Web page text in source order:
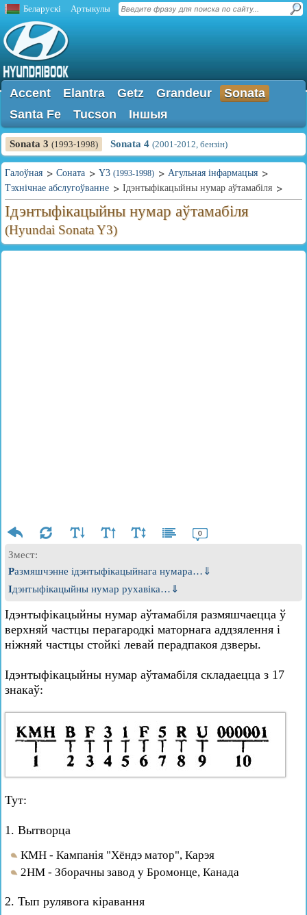
Беларускі Артыкулы
Accent Elantra Getz Grandeur
Sonata
Santa Fe
Tucson Іншыя
Sonata 3 (1993-1998) Sonata 4 (2001-2012, бензін)
Галоўная Соната Y3 (1993-1998)
Агульная інфармацыя
Тэхнічнае абслугоўванне
Ідэнтыфікацыйны нумар аўтамабіля
Ідэнтыфікацыйны нумар аўтамабіля
(Hyundai Sonata Y3)
0
Змест:
Размяшчэнне ідэнтыфікацыйнага нумара…⇓
Ідэнтыфікацыйны нумар рухавіка…⇓
Ідэнтыфікацыйны нумар аўтамабіля размяшчаецца ў
верхняй частцы перагародкі маторнага аддзялення і
ніжняй частцы стойкі левай перадпакоя дзверы.
Ідэнтыфікацыйны нумар аўтамабіля складаецца з 17
знакаў:
Тут:
1. Вытворца
КМН - Кампанія "Хёндэ матор", Карэя
2НМ - Зборачны завод у Бромонце, Канада
2. Тып рулявога кіравання